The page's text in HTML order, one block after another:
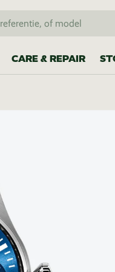
CARE & REPAIR